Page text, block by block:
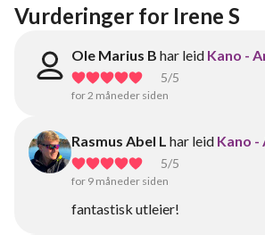
Vurderinger for Irene S
Ole Marius B har leid Kano -
5/5
for 2 måneder siden
Rasmus Abel L har leid Kano -
5/5
for 9 måneder siden
fantastisk utleier!